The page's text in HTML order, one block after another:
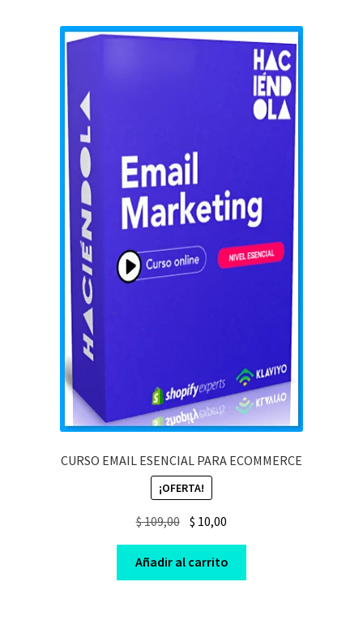
CURSO EMAIL ESENCIAL PARA ECOMMERCE
¡OFERTA!
$109,00 Original
was:
$ 109,00.
$ 10,00
is:
$ 10,00.
Añadir al carrito